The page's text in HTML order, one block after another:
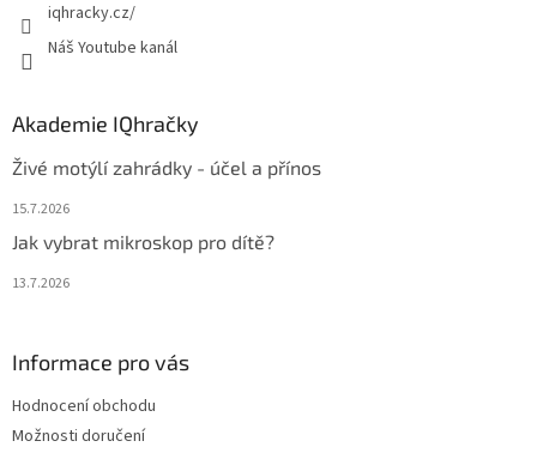
iqhracky.cz/
Náš Youtube kanál
Akademie IQhračky
Živé motýlí zahrádky - účel a přínos
15.7.2026
Jak vybrat mikroskop pro dítě?
13.7.2026
Informace pro vás
Hodnocení obchodu
Možnosti doručení